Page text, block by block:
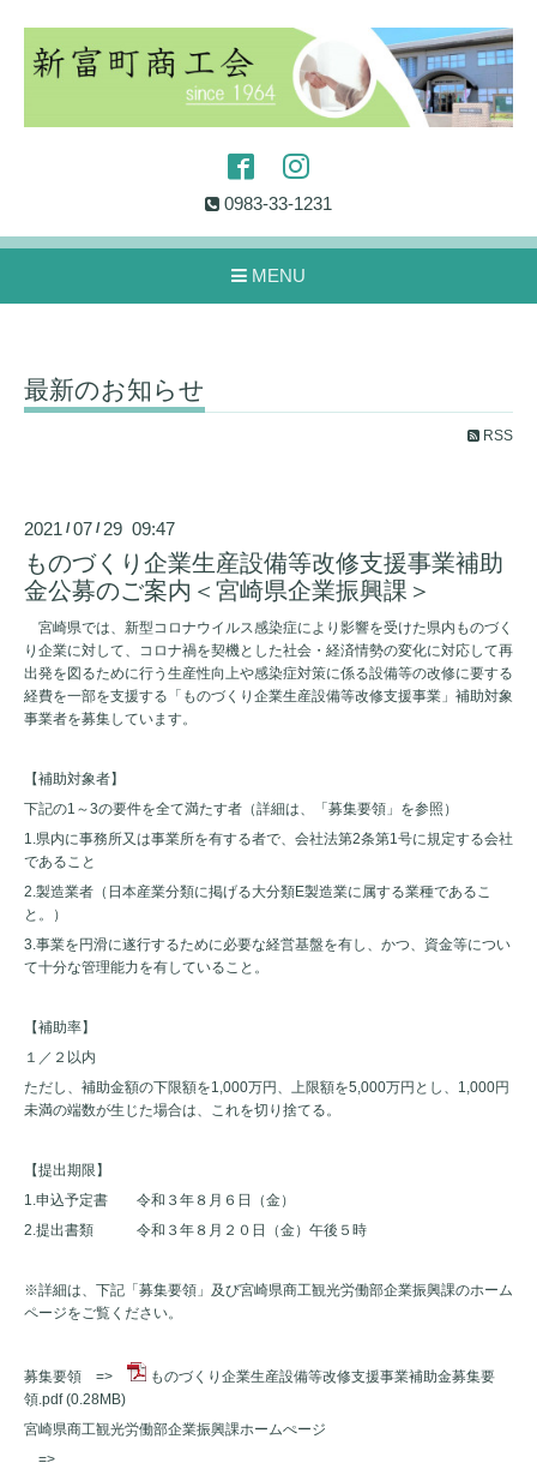
0983-33-1231
MENU
最新のお知らせ
RSS
2021 /07 / 29 09:47
ものづくり企業生産設備等改修支援事業補助
金公募のご案内＜宮崎県企業振興課＞
宮崎県では、新型コロナウイルス感染症により影響を受けた県内ものづく
り企業に対して、コロナ禍を契機とした社会・経済情勢の変化に対応して再
出発を図るために行う生産性向上や感染症対策に係る設備等の改修に要する
経費を一部を支援する「ものづくり企業生産設備等改修支援事業」補助対象
事業者を募集しています。
【補助対象者】
下記の1～3の要件を全て満たす者（詳細は、「募集要領」を参照）
1.県内に事務所又は事業所を有する者で、会社法第2条第1号に規定する会社
であること
2.製造業者（日本産業分類に掲げる大分類E製造業に属する業種であるこ
と。）
3.事業を円滑に遂行するために必要な経営基盤を有し、かつ、資金等につい
て十分な管理能力を有していること。
【補助率】
１／２以内
ただし、補助金額の下限額を1,000万円、上限額を5,000万円とし、1,000円
未満の端数が生じた場合は、これを切り捨てる。
【提出期限】
1.申込予定書 令和３年８月６日（金）
2.提出書類 令和３年８月２０日（金）午後５時
※詳細は、下記「募集要領」及び宮崎県商工観光労働部企業振興課のホーム
ページをご覧ください。
募集要領 =>
ものづくり企業生産設備等改修支援事業補助金募集要
領.pdf (0.28MB)
宮崎県商工観光労働部企業振興課ホームぺージ
=>